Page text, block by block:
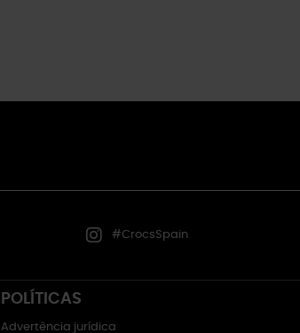
#CrocsSpain
POLÍTICAS
Advertência jurídica